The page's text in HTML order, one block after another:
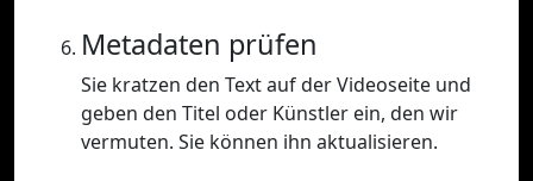
Metadaten prüfen
Sie kratzen den Text auf der Videoseite und
geben den Titel oder Künstler ein, den wir
vermuten. Sie können ihn aktualisieren.